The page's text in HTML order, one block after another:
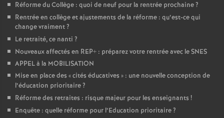
Réforme du Collège : quoi de neuf pour la rentrée prochaine?
Rentrée en collège et ajustements de la réforme : qu’est-ce qui
change vraiment?
Le retraité, ce nanti ?
Nouveaux affectés en REP+ : préparez votre rentrée avec le SNES
APPEL à la MOBILISATION
Mise en place des «cités éducatives » : une nouvelle conception de
l’éducation prioritaire?
Réforme des retraites : risque majeur pour les enseignants !
Enquête : quelle réforme pour l’Education prioritaire?